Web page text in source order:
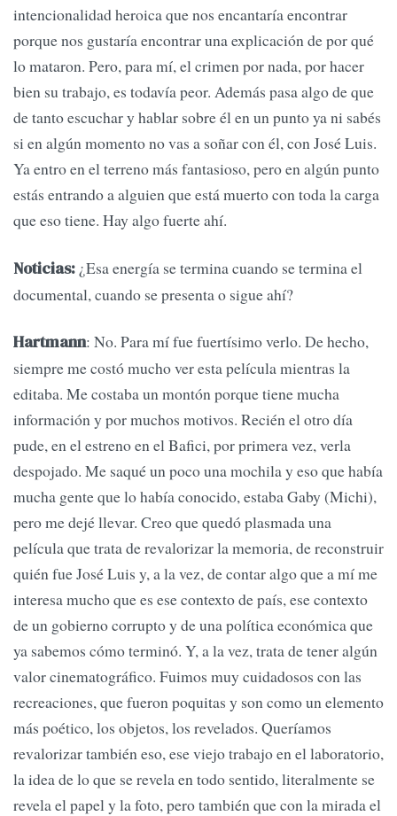
intencionalidad heroica que nos encantaría encontrar
porque nos gustaría encontrar una explicación de por qué
lo mataron. Pero, para mí, el crimen por nada, por hacer
bien su trabajo, es todavía peor. Además pasa algo de que
de tanto escuchar y hablar sobre él en un punto ya ni sabés
si en algún momento no vas a soñar con él, con José Luis.
Ya entro en el terreno más fantasioso, pero en algún punto
estás entrando a alguien que está muerto con toda la carga
que eso tiene. Hay algo fuerte ahí.
Noticias: ¿Esa energía se termina cuando se termina el
documental, cuando se presenta o sigue ahí?
Hartmann: No. Para mí fue fuertísimo verlo. De hecho,
siempre me costó mucho ver esta película mientras la
editaba. Me costaba un montón porque tiene mucha
información y por muchos motivos. Recién el otro día
pude, en el estreno en el Bafici, por primera vez, verla
despojado. Me saqué un poco una mochila y eso que había
mucha gente que lo había conocido, estaba Gaby (Michi),
pero me dejé llevar. Creo que quedó plasmada una
película que trata de revalorizar la memoria, de reconstruir
quién fue José Luis y, a la vez, de contar algo que a mí me
interesa mucho que es ese contexto de país, ese contexto
de un gobierno corrupto y de una política económica que
ya sabemos cómo terminó. Y, a la vez, trata de tener algún
valor cinematográfico. Fuimos muy cuidadosos con las
recreaciones, que fueron poquitas y son como un elemento
más poético, los objetos, los revelados. Queríamos
revalorizar también eso, ese viejo trabajo en el laboratorio,
la idea de lo que se revela en todo sentido, literalmente se
revela el papel y la foto, pero también que con la mirada el